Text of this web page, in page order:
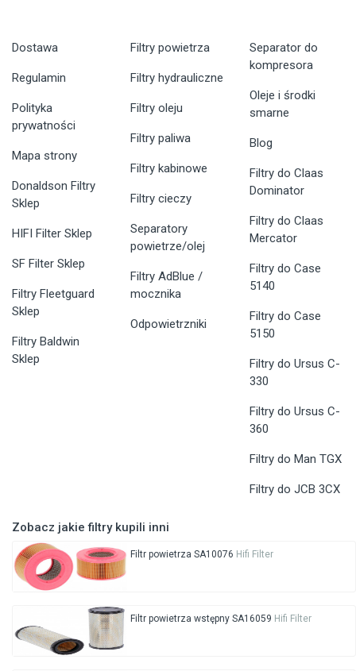
Dostawa
Regulamin
Polityka
prywatności
Mapa strony
Donaldson Filtry
Sklep
HIFI Filter Sklep
SF Filter Sklep
Filtry Fleetguard
Sklep
Filtry Baldwin
Sklep
Filtry powietrza
Filtry hydrauliczne
Filtry oleju
Filtry paliwa
Filtry kabinowe
Filtry cieczy
Separatory
powietrze/olej
Filtry AdBlue /
mocznika
Odpowietrzniki
Separator do
kompresora
Oleje i środki
smarne
Blog
Filtry do Claas
Dominator
Filtry do Claas
Mercator
Filtry do Case
5140
Filtry do Case
5150
Filtry do Ursus C-
330
Filtry do Ursus C-
360
Filtry do Man TGX
Filtry do JCB 3CX
Zobacz jakie filtry kupili inni
Filtr powietrza SA10076 Hifi Filter
Filtr powietrza wstępny SA16059 Hifi Filter